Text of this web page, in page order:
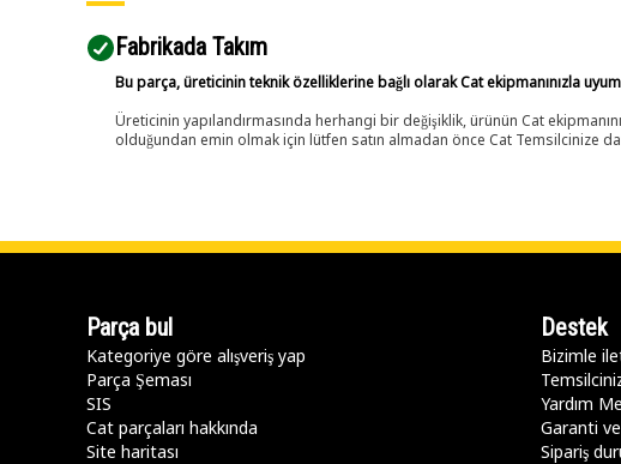
Fabrikada Takım
Bu parça, üreticinin teknik özelliklerine bağlı olarak Cat ekipmanınızla
Üreticinin yapılandırmasında herhangi bir değişiklik, ürünün Cat
olduğundan emin olmak için lütfen satın almadan önce Cat Temsilcinize
Parça bul
Kategoriye göre alışveriş yap
Parça Şeması
SIS
Cat parçaları hakkında
Site haritası
Destek
Bizimle
Yardım
Garanti
Sipariş